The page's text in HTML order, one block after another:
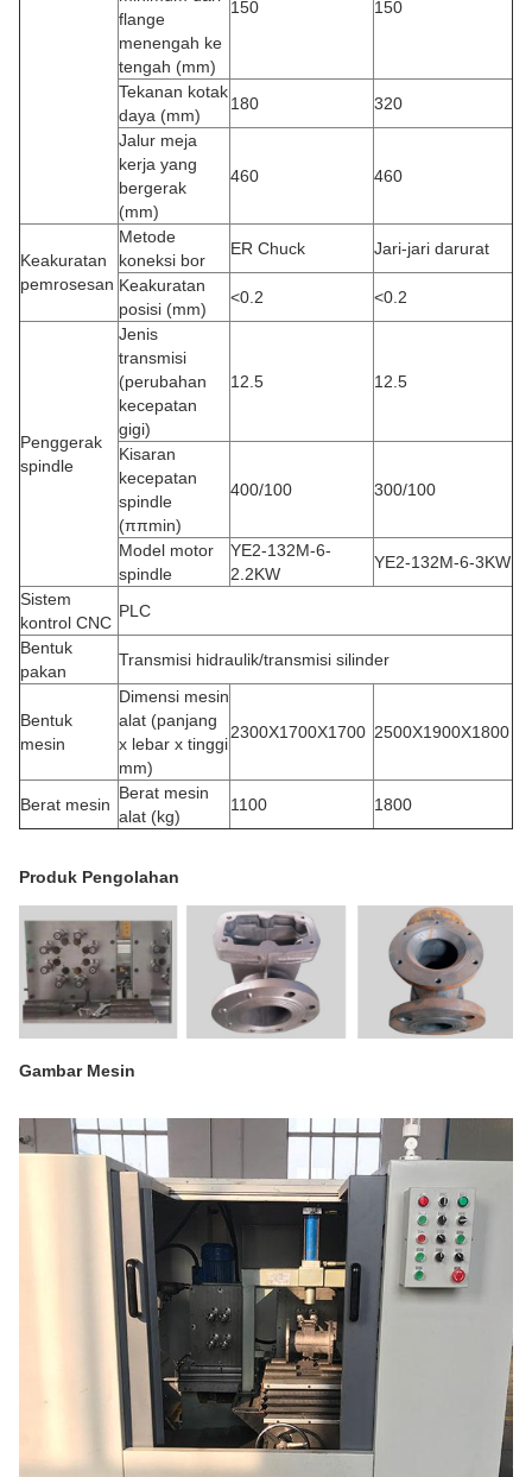
flange
menengah ke
tengah (mm)
150 150
Tekanan kotak
daya (mm)
180
320
Jalur meja
kerja yang
bergerak
(mm)
460 460
Keakuratan
pemrosesan
Metode
koneksi bor
ER Chuck
Jari-jari darurat
Keakuratan
posisi (mm)
<0.2 <0.2
Penggerak
spindle
Jenis
transmisi
(perubahan
kecepatan
gigi)
12.5 12.5
Kisaran
kecepatan
spindle
(ππmin)
400/100 300/100
Model motor
spindle
YE2-132M-6-
2.2KW
YE2-132M-6-3KW
Sistem
kontrol CNC
PLC
Bentuk
pakan
Transmisi hidraulik/transmisi silinder
Bentuk
mesin
Dimensi mesin
alat (panjang
x lebar x tinggi
mm)
2300X1700X1700 2500X1900X1800
Berat mesin
Berat mesin
alat (kg)
1100 1800
Produk Pengolahan
Gambar Mesin